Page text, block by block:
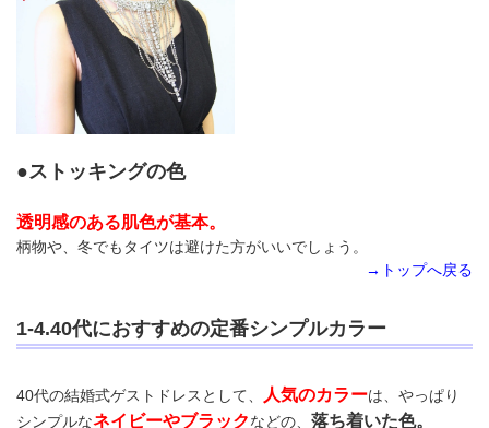
●ストッキングの色
透明感のある肌色が基本。
柄物や、冬でもタイツは避けた方がいいでしょう。
→トップへ戻る
1-4.40代におすすめの定番シンプルカラー
40代の結婚式ゲストドレスとして、 人気のカラーは、やっぱり
シンプルなネイビーやブラックなどの、 落ち着いた色。